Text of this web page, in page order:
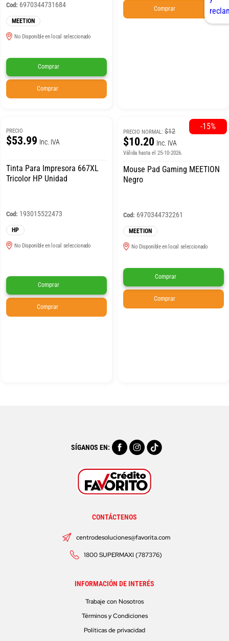
Cod: 6970344731684
MEETION
No Disponible en local seleccionado
Comprar
Comprar
Comprar
PRECIO
$53.99 Inc. IVA
Tinta Para Impresora 667XL
Tricolor HP Unidad
Cod: 193015522473
HP
No Disponible en local seleccionado
Comprar
Comprar
PRECIO NORMAL:$12
$10.20 Inc. IVA
Válida hasta el 25-10-2026.
Mouse Pad Gaming MEETION
Negro
Cod: 6970344732261
MEETION
No Disponible en local seleccionado
Comprar
Comprar
-15%
SÍGANOS EN:
CONTÁCTENOS
centrodesoluciones@favorita.com
1800 SUPERMAXI (787376)
INFORMACIÓN DE INTERÉS
Trabaje con Nosotros
Términos y Condiciones
Políticas de privacidad